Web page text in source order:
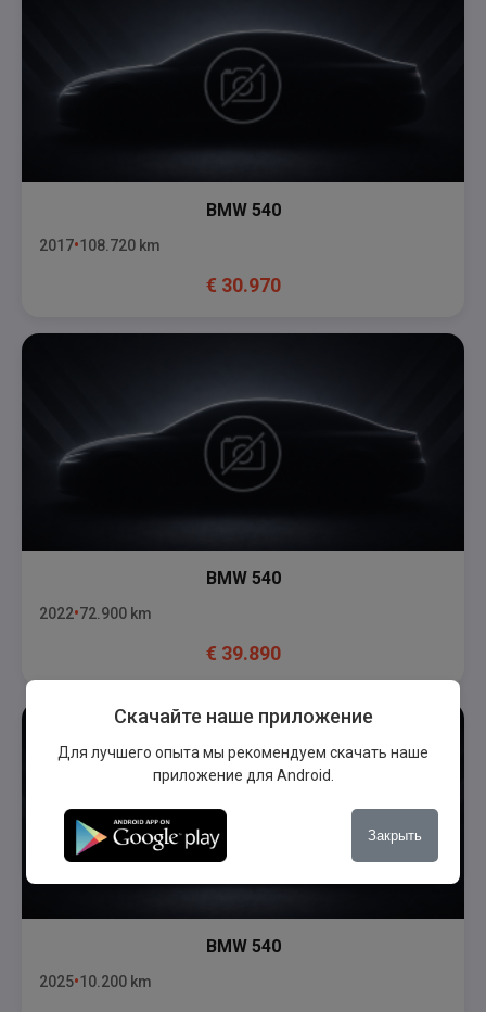
BMW 540
2017 108.720 km
€ 30.970
BMW 540
2022 72.900 km
€ 39.890
BMW 540
2025 10.200 km
Скачайте наше приложение
Для лучшего опыта мы рекомендуем скачать наше
приложение для Android.
Закрыть